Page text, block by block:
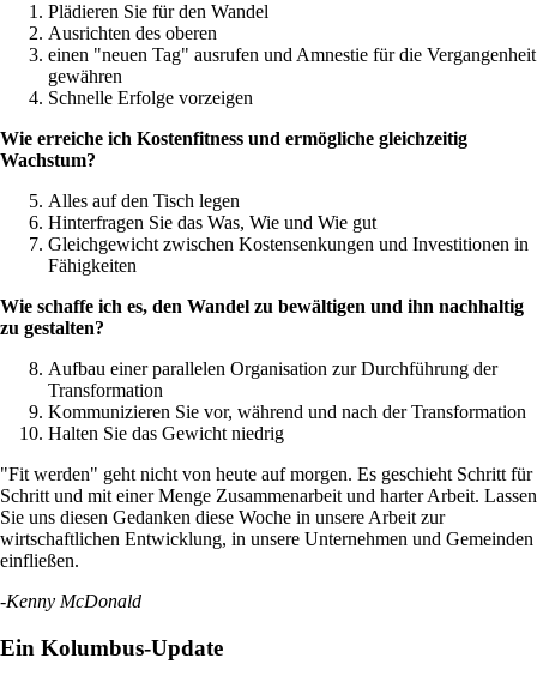
Plädieren Sie für den Wandel
Ausrichten des oberen
einen "neuen Tag" ausrufen und Amnestie für die Vergangenheit
gewähren
Schnelle Erfolge vorzeigen
Wie erreiche ich Kostenfitness und ermögliche gleichzeitig
Wachstum?
Alles auf den Tisch legen
Hinterfragen Sie das Was, Wie und Wie gut
Gleichgewicht zwischen Kostensenkungen und Investitionen in
Fähigkeiten
Wie schaffe ich es, den Wandel zu bewältigen und ihn nachhaltig
zu gestalten?
Aufbau einer parallelen Organisation zur Durchführung der
Transformation
Kommunizieren Sie vor, während und nach der Transformation
Halten Sie das Gewicht niedrig
"Fit werden" geht nicht von heute auf morgen. Es geschieht Schritt für
Schritt und mit einer Menge Zusammenarbeit und harter Arbeit. Lassen
Sie uns diesen Gedanken diese Woche in unsere Arbeit zur
wirtschaftlichen Entwicklung, in unsere Unternehmen und Gemeinden
einfließen.
-Kenny McDonald
Ein Kolumbus-Update